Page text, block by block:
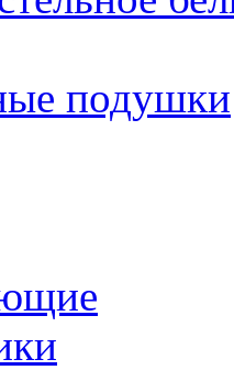
подушки